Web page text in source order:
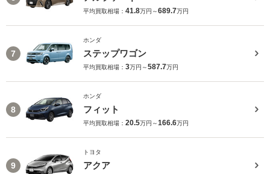
平均買取相場： 41.8万円～689.7万円
7
ホンダ
ステップワゴン
平均買取相場： 3万円～587.7万円
8
ホンダ
フィット
平均買取相場： 20.5万円～166.6万円
9
トヨタ
アクア